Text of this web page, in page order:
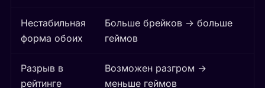
Нестабильная
форма обоих
Больше брейков → больше
геймов
Разрыв в
рейтинге
Возможен разгром →
меньше геймов